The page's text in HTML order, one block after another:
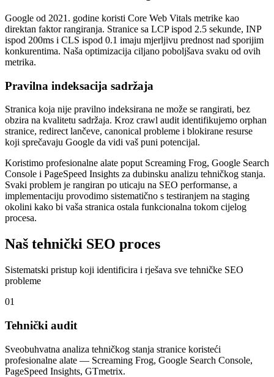
Google od 2021. godine koristi Core Web Vitals metrike kao
direktan faktor rangiranja. Stranice sa LCP ispod 2.5 sekunde, INP
ispod 200ms i CLS ispod 0.1 imaju mjerljivu prednost nad sporijim
konkurentima. Naša optimizacija ciljano poboljšava svaku od ovih
metrika.
Pravilna indeksacija sadržaja
Stranica koja nije pravilno indeksirana ne može se rangirati, bez
obzira na kvalitetu sadržaja. Kroz crawl audit identifikujemo orphan
stranice, redirect lančeve, canonical probleme i blokirane resurse
koji sprečavaju Google da vidi vaš puni potencijal.
Koristimo profesionalne alate poput Screaming Frog, Google Search
Console i PageSpeed Insights za dubinsku analizu tehničkog stanja.
Svaki problem je rangiran po uticaju na SEO performanse, a
implementaciju provodimo sistematično s testiranjem na staging
okolini kako bi vaša stranica ostala funkcionalna tokom cijelog
procesa.
Naš tehnički SEO proces
Sistematski pristup koji identificira i rješava sve tehničke SEO
probleme
01
Tehnički audit
Sveobuhvatna analiza tehničkog stanja stranice koristeći
profesionalne alate — Screaming Frog, Google Search Console,
PageSpeed Insights, GTmetrix.